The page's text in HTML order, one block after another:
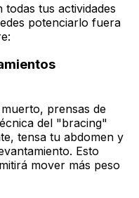
tus actividades
potenciarlo fuera
prensas de
del "bracing"
tensa tu abdomen y
Esto
mover más peso